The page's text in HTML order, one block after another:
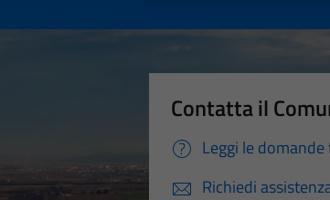
Contatta il
Leggi le
Richiedi